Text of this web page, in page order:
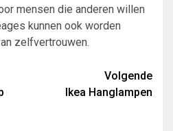
mensen die anderen willen
kunnen ook worden
zelfvertrouwen.
Volgende
Ikea Hanglampen